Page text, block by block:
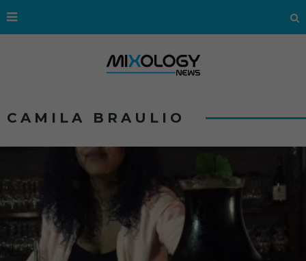
CAMILA BRAULIO